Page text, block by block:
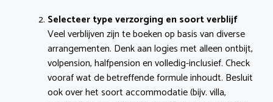
Selecteer type verzorging en soort verblijf
Veel verblijven zijn te boeken op basis van diverse
arrangementen. Denk aan logies met alleen ontbijt,
volpension, halfpension en volledig-inclusief. Check
vooraf wat de betreffende formule inhoudt. Besluit
ook over het soort accommodatie (bijv. villa,